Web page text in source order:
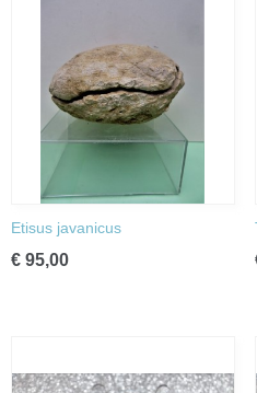
Etisus javanicus
€ 95,00